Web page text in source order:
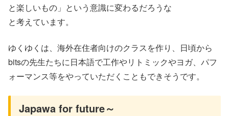
と楽しいもの」という意識に変わるだろうな
と考えています。
ゆくゆくは、海外在住者向けのクラスを作り、日頃から
bitsの先生たちに日本語で工作やリトミックやヨガ、パフ
ォーマンス等をやっていただくこともできそうです。
Japawa for future～